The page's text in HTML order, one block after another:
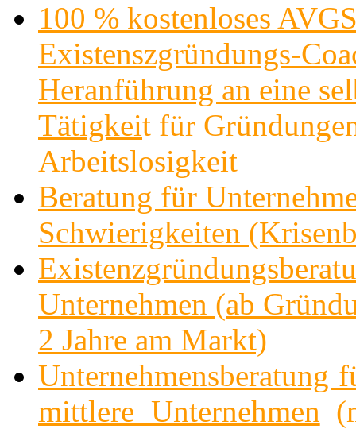
100 % kostenloses
Existenszgründungs-
Heranführung an eine
Tätigkeit für
Arbeitslosigkeit
Beratung für
Schwierigkeiten
Unternehmen (ab
2 Jahre am Markt)
Unternehmensberatung
mittlere Unternehmen